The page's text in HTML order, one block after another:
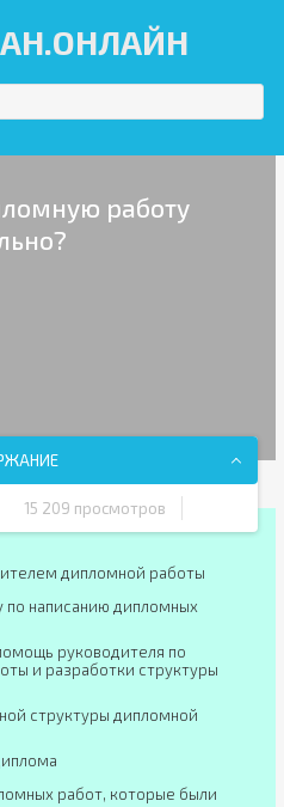
работу
15 209 просмотров
дипломной работы
по написанию дипломных
руководителя по
и разработки структуры
структуры дипломной
работ, которые были